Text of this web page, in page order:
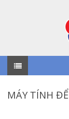
MÁY TÍNH